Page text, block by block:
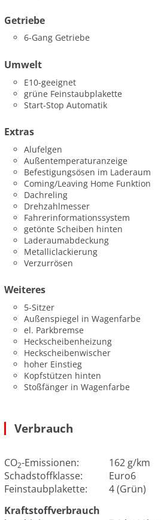
Getriebe
6-Gang Getriebe
Umwelt
E10-geeignet
grüne Feinstaubplakette
Start-Stop Automatik
Extras
Alufelgen
Außentemperaturanzeige
Befestigungsösen im Laderaum
Coming/Leaving Home Funktion
Dachreling
Drehzahlmesser
Fahrerinformationssystem
getönte Scheiben hinten
Laderaumabdeckung
Metalliclackierung
Verzurrösen
Weiteres
5-Sitzer
Außenspiegel in Wagenfarbe
el. Parkbremse
Heckscheibenheizung
Heckscheibenwischer
hoher Einstieg
Kopfstützen hinten
Stoßfänger in Wagenfarbe
Verbrauch
CO2-Emissionen:
162 g/km
Schadstoffklasse:
Euro6
Feinstaubplakette:
4 (Grün)
Kraftstoffverbrauch